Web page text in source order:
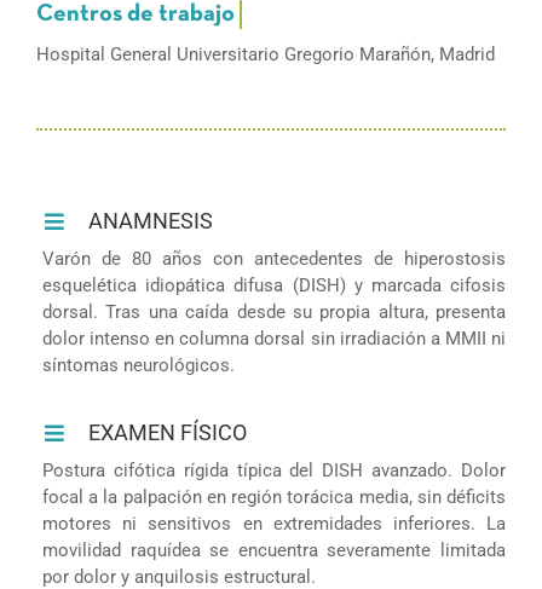
Hospital General Universitario Gregorio Marañón, Madrid
ANAMNESIS
Varón de 80 años con antecedentes de hiperostosis
esquelética idiopática difusa (DISH) y marcada cifosis
dorsal. Tras una caída desde su propia altura, presenta
dolor intenso en columna dorsal sin irradiación a MMII ni
síntomas neurológicos.
EXAMEN FÍSICO
Postura cifótica rígida típica del DISH avanzado. Dolor
focal a la palpación en región torácica media, sin déficits
motores ni sensitivos en extremidades inferiores. La
movilidad raquídea se encuentra severamente limitada
por dolor y anquilosis estructural.